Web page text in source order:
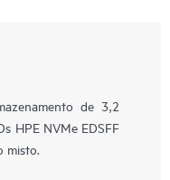
de 3,2
HPE NVMe EDSFF
misto.